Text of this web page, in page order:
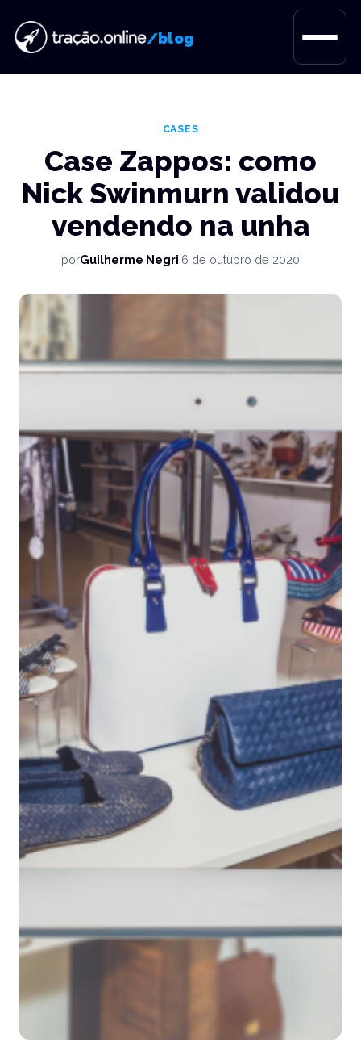
para
/blog
CASES
Case Zappos: como
Nick Swinmurn validou
vendendo na unha
porGuilherme Negri·6 de outubro de 2020